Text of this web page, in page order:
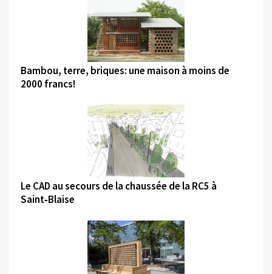
©
Bambou, terre, briques: une maison à moins de
2000 francs!
©
Le CAD au secours de la chaussée de la RC5 à
Saint‑Blaise